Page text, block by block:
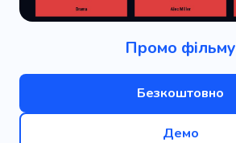
Промо фільму
Безкоштовно
Демо